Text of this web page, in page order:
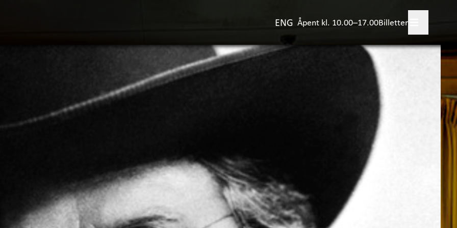
ENG Åpent kl. 10.00–17.00Billetter
Planlegg besøk
Om Bjørnstjerne Bjørnson
Om Aulestad +
Utforsk samlingene